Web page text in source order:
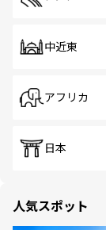
中近東
アフリカ
日本
人気スポット